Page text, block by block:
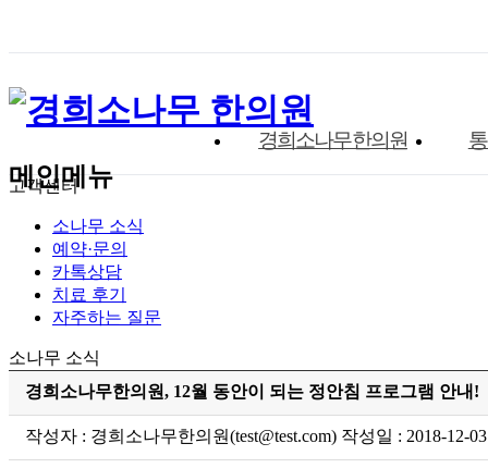
메인메뉴
경희소나무한의원
고객센터
소나무 소식
예약·문의
카톡상담
치료 후기
자주하는 질문
소나무 소식
경희소나무한의원, 12월 동안이 되는 정안침 프로그램 안내!
작성자 : 경희소나무한의원(test@test.com) 작성일 : 2018-12-